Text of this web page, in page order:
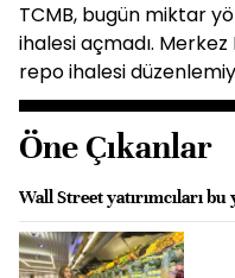
TCMB, bugün miktar
ihalesi açmadı.
repo ihalesi
Öne Çıkanlar
Wall Street yatırımcıları bu